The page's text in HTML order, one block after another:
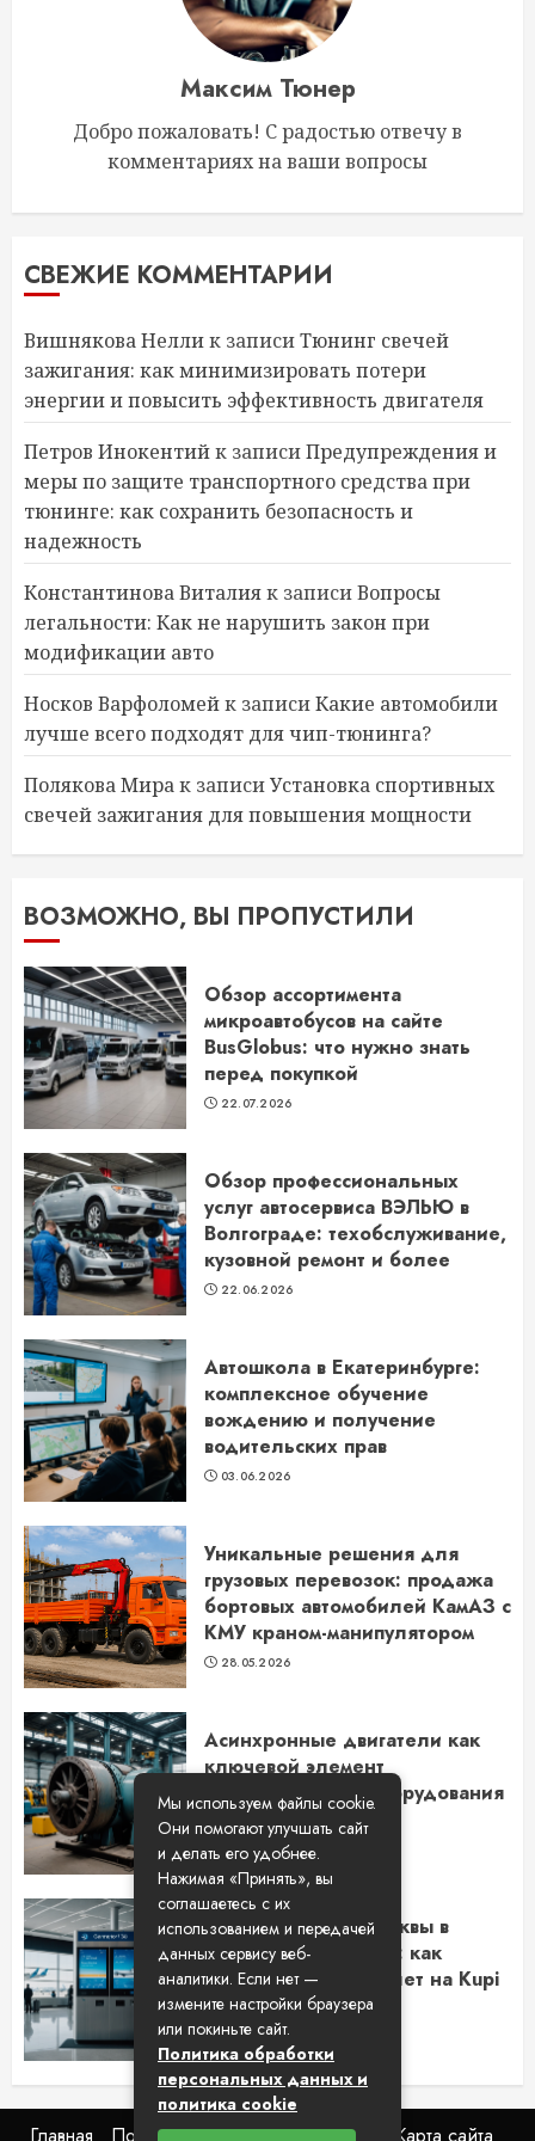
Максим Тюнер
Добро пожаловать! С радостью отвечу в
комментариях на ваши вопросы
СВЕЖИЕ КОММЕНТАРИИ
Вишнякова Неллик записиТюнинг свечей
зажигания: как минимизировать потери
энергии и повысить эффективность двигателя
Петров Инокентийк записиПредупреждения и
меры по защите транспортного средства при
тюнинге: как сохранить безопасность и
надежность
Константинова Виталияк записиВопросы
легальности: Как не нарушить закон при
модификации авто
Носков Варфоломейк записиКакие автомобили
лучше всего подходят для чип-тюнинга?
Полякова Мирак записиУстановка спортивных
свечей зажигания для повышения мощности
ВОЗМОЖНО, ВЫ ПРОПУСТИЛИ
Обзор ассортимента
микроавтобусов на сайте
BusGlobus: что нужно знать
перед покупкой
22.07.2026
Обзор профессиональных
услуг автосервиса ВЭЛЬЮ в
Волгограде: техобслуживание,
кузовной ремонт и более
22.06.2026
Автошкола в Екатеринбурге:
комплексное обучение
вождению и получение
водительских прав
03.06.2026
Уникальные решения для
грузовых перевозок: продажа
бортовых автомобилей КамАЗ с
КМУ краном-манипулятором
28.05.2026
Асинхронные двигатели как
ключевой элемент
промышленного оборудования
в Новосибирске
14.05.2026
Путешествие из Москвы в
Самару на самолете: как
выбрать лучший билет на Kupi
Bilet
15.04.2026
Главная Пользовательское соглашение Карта сайта
Мы используем файлы cookie.
Они помогают улучшать сайт
и делать его удобнее.
Нажимая «Принять», вы
соглашаетесь с их
использованием и передачей
данных сервису веб-
аналитики. Если нет —
измените настройки браузера
или покиньте сайт.
Политика обработки
персональных данных и
политика cookie